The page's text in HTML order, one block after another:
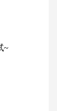
~